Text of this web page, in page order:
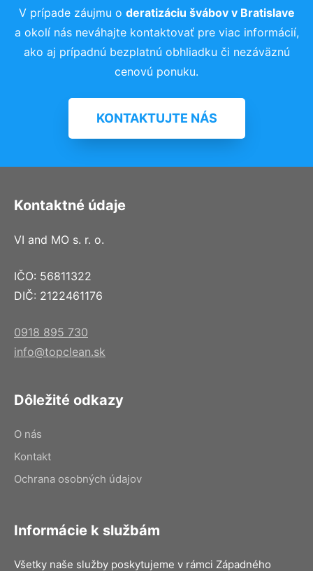
V prípade záujmu o deratizáciu švábovv Bratislave
a okolí nás neváhajte kontaktovať pre viac informácií,
ako aj prípadnú bezplatnú obhliadku či nezáväznú
cenovú ponuku.
KONTAKTUJTE NÁS
Kontaktné údaje
VI and MO s. r. o.
IČO: 56811322
DIČ: 2122461176
0918 895 730
info@topclean.sk
Dôležité odkazy
O nás
Kontakt
Ochrana osobných údajov
Informácie k službám
Všetky naše služby poskytujeme v rámci Západného